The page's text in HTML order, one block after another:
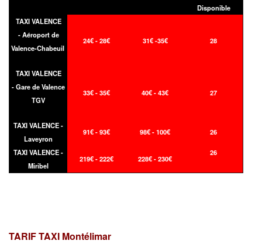
Disponible
TAXI VALENCE
- Aéroport de
Valence-Chabeuil
24€ - 28€ 31€ -35€ 28
TAXI VALENCE
- Gare de Valence
TGV
33€ - 35€ 40€ - 43€ 27
TAXI VALENCE -
Laveyron
91€ - 93€ 98€ - 100€ 26
TAXI VALENCE -
Miribel
219€ - 222€ 228€ - 230€
26
TARIF TAXI Montélimar